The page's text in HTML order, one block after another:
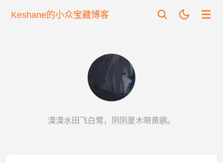
Keshane的小众宝藏博客
漠漠水田飞白鹭，阴阴夏木啭黄鹂。